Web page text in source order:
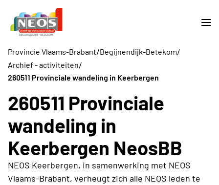
Provincie Vlaams-Brabant/Begijnendijk-Betekom/
Archief - activiteiten/
260511 Provinciale wandeling in Keerbergen
260511 Provinciale
wandeling in
Keerbergen NeosBB
NEOS Keerbergen, in samenwerking met NEOS
Vlaams-Brabant, verheugt zich alle NEOS leden te